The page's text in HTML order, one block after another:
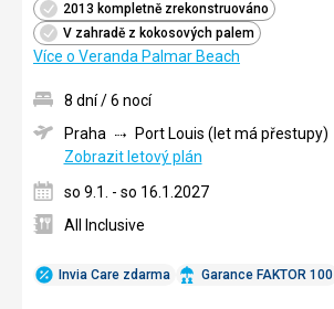
2013 kompletně zrekonstruováno
V zahradě z kokosových palem
Více o Veranda Palmar Beach
Invia Care zdarma Garance FAKTOR 100
8 dní / 6 nocí
Praha
Port Louis (let má přestupy)
Zobrazit letový plán
so 9.1. - so 16.1.2027
All Inclusive